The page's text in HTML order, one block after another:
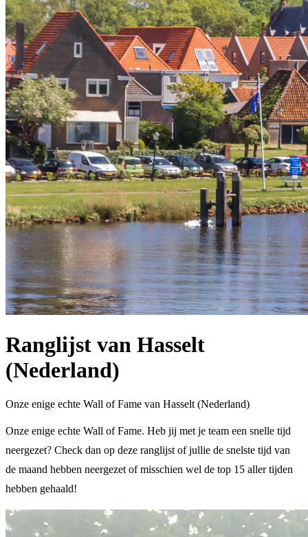
Ranglijst van Hasselt
(Nederland)
Onze enige echte Wall of Fame van Hasselt (Nederland)
Onze enige echte Wall of Fame. Heb jij met je team een snelle tijd
neergezet? Check dan op deze ranglijst of jullie de snelste tijd van
de maand hebben neergezet of misschien wel de top 15 aller tijden
hebben gehaald!